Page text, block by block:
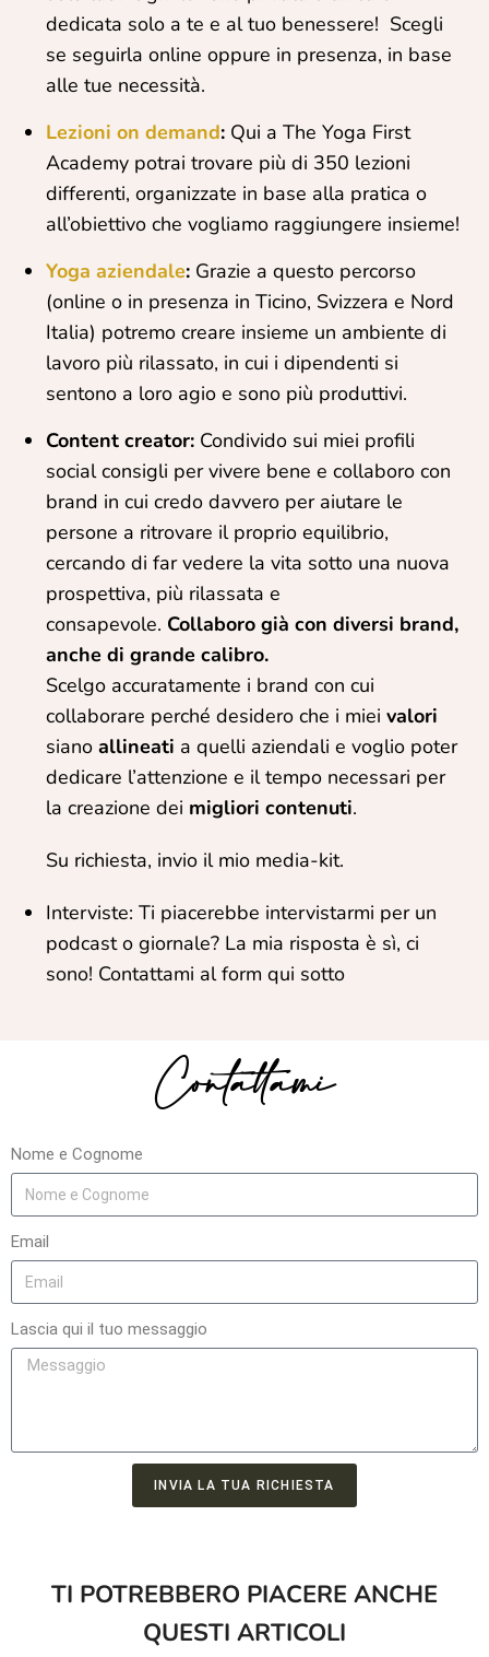
dedicata solo a te e al tuo benessere! Scegli
se seguirla online oppure in presenza, in base
alle tue necessità.
Lezioni on demand: Qui a The Yoga First
Academy potrai trovare più di 350 lezioni
differenti, organizzate in base alla pratica o
all’obiettivo che vogliamo raggiungere insieme!
Yoga aziendale: Grazie a questo percorso
(online o in presenza in Ticino, Svizzera e Nord
Italia) potremo creare insieme un ambiente di
lavoro più rilassato, in cui i dipendenti si
sentono a loro agio e sono più produttivi.
Content creator: Condivido sui miei profili
social consigli per vivere bene e collaboro con
brand in cui credo davvero per aiutare le
persone a ritrovare il proprio equilibrio,
cercando di far vedere la vita sotto una nuova
prospettiva, più rilassata e
consapevole. Collaboro già con diversi brand,
anche di grande calibro.
Scelgo accuratamente i brand con cui
collaborare perché desidero che i mieivalori
sianoallineati a quelli aziendali e voglio poter
dedicare l’attenzione e il tempo necessari per
la creazione dei migliori contenuti.
Su richiesta, invio il mio media-kit.
Interviste: Ti piacerebbe intervistarmi per un
podcast o giornale? La mia risposta è sì, ci
sono! Contattami al form qui sotto
Contattami
Nome e Cognome
Email
Lascia qui il tuo messaggio
INVIA LA TUA RICHIESTA
TI POTREBBERO PIACERE ANCHE
QUESTI ARTICOLI